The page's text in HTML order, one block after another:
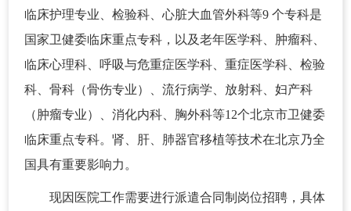
临床护理专业、检验科、心脏大血管外科等9 个专科是
国家卫健委临床重点专科，以及老年医学科、肿瘤科、
临床心理科、呼吸与危重症医学科、重症医学科、检验
科、骨科（骨伤专业）、流行病学、放射科、妇产科
（肿瘤专业）、消化内科、胸外科等12个北京市卫健委
临床重点专科。肾、肝、肺器官移植等技术在北京乃全
国具有重要影响力。
现因医院工作需要进行派遣合同制岗位招聘，具体